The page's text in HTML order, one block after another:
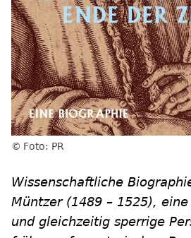
Foto: PR
Wissenschaftliche
Müntzer (1489 – 1525),
und gleichzeitig sperrige